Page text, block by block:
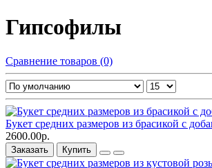
Гипсофилы
Сравнение товаров (0)
Букет средних размеров из брасикой c
2600.00р.
Заказать Купить